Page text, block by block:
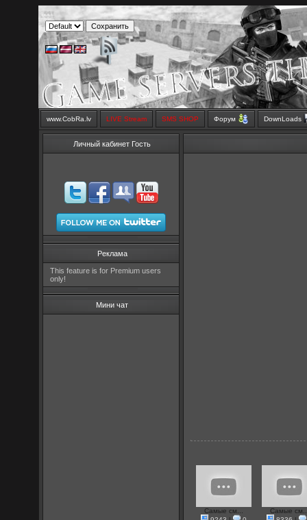
www.CobRa.lv LIVE Stream SMS SHOP Форум DownLoads
Личный кабинет Гость
Реклама
This feature is for Premium users
only!
Мини чат
Самые см...
Самые